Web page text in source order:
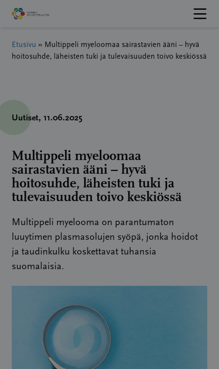
Hyppää
sisältöön
Etusivu » Multippeli myeloomaa sairastavien ääni – hyvä
hoitosuhde, läheisten tuki ja tulevaisuuden toivo keskiössä
Uutiset, 11.06.2025
Multippeli myeloomaa
sairastavien ääni – hyvä
hoitosuhde, läheisten tuki ja
tulevaisuuden toivo keskiössä
Multippeli myelooma on parantumaton
luuytimen plasmasolujen syöpä, jonka hoidot
ja taudinkulku koskettavat tuhansia
suomalaisia.